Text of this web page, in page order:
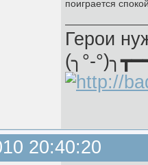
поиграется
Герои
(╮°-
20:40:20